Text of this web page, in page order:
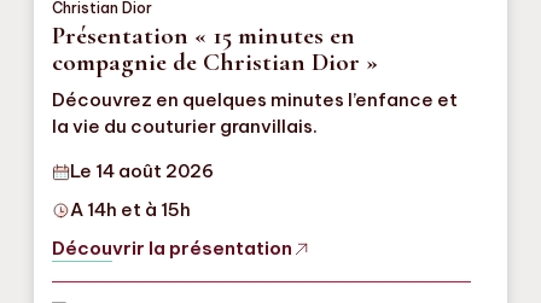
Présentation « 15 minutes en
compagnie de Christian Dior »
Découvrez en quelques minutes l’enfance et
la vie du couturier granvillais.
Le 14 août 2026
A 14h et à 15h
Découvrir la présentation